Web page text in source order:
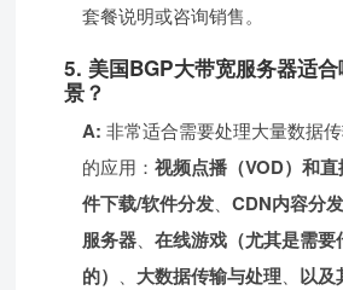
套餐说明或咨询销售。
5. 美国BGP大带宽服务器适
景？
A: 非常适合需要处理大量数据
的应用：视频点播（VOD）和直
件下载/软件分发 、CDN内容分
服务器 、在线游戏（尤其是需要
的）
大数据传输与处理
以及